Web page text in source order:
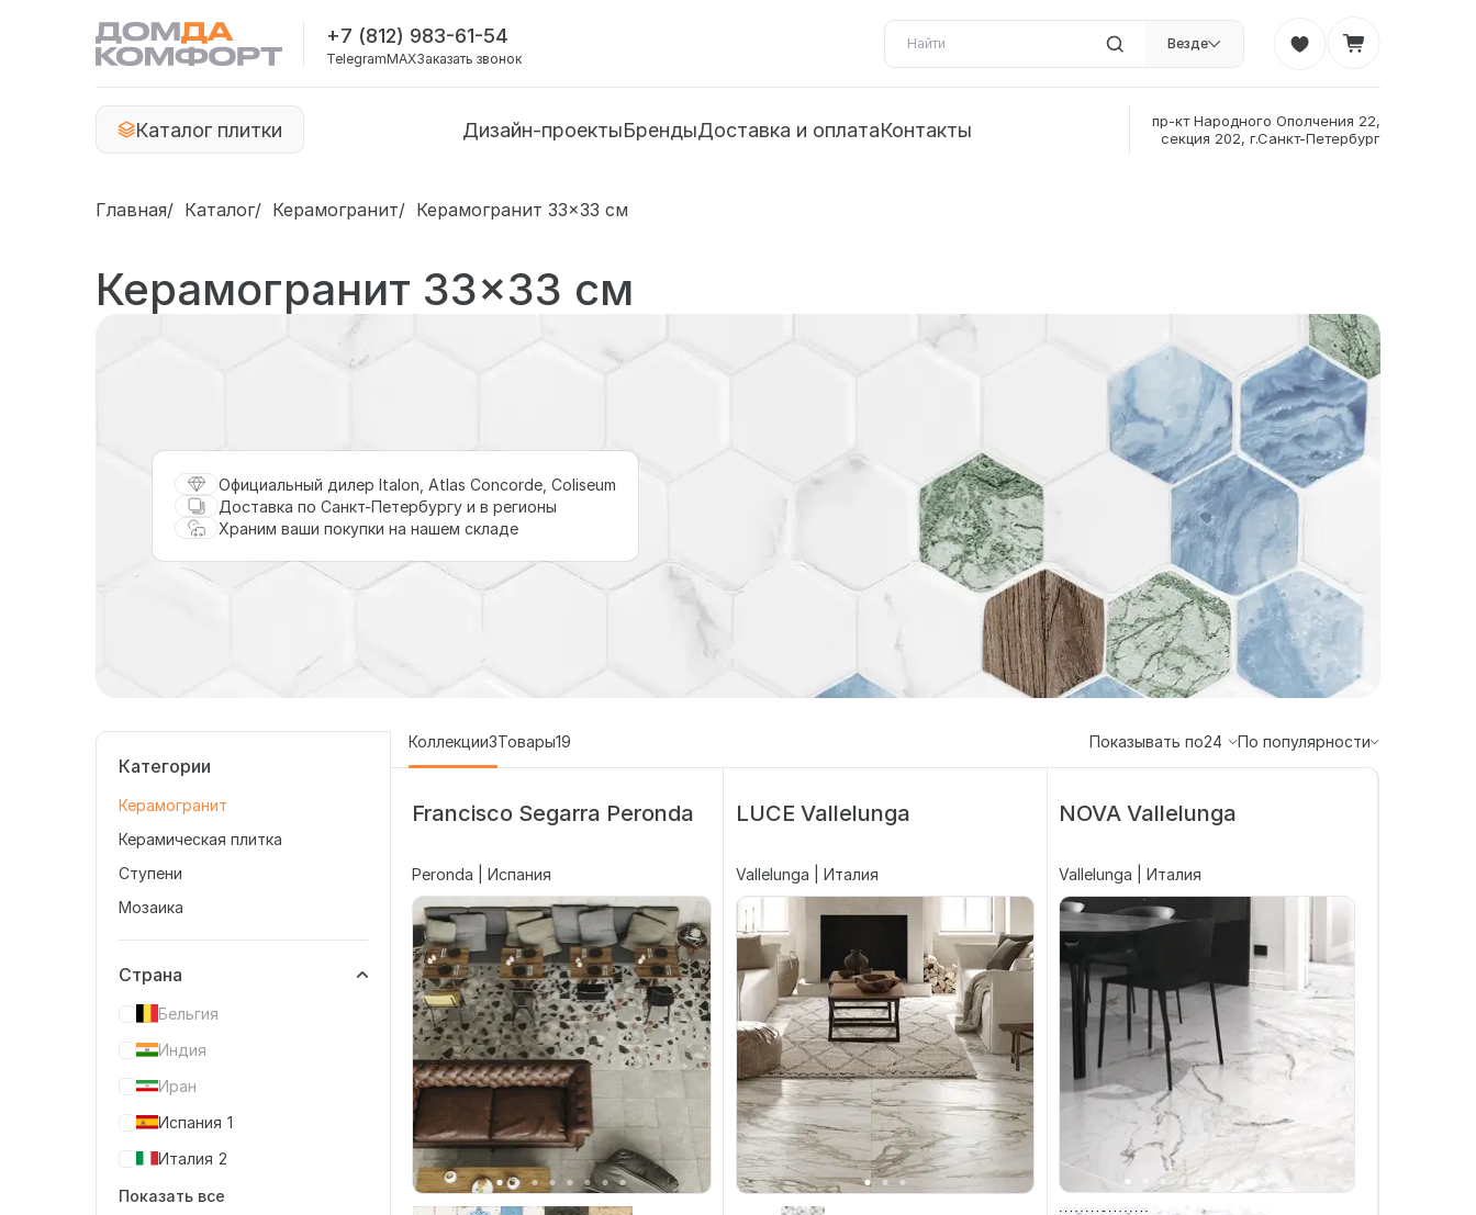
+7 (812) 983-61-54
TelegramMAXЗаказать звонок
Везде
Каталог плитки Дизайн-проектыБрендыДоставка и оплатаКонтакты
пр-кт Народного Ополчения 22,
секция 202, г.Санкт-Петербург
Главная Каталог Керамогранит Керамогранит 33×33 см
Керамогранит 33×33 см
Официальный дилер Italon, Atlas Concorde, Coliseum
Доставка по Санкт-Петербургу и в регионы
Храним ваши покупки на нашем складе
Категории
Керамогранит
Керамическая плитка
Ступени
Мозаика
Страна
Бельгия
Индия
Иран
Испания 1
Италия 2
Показать все
Коллекции3Товары19 Показывать по24 По популярности
Francisco Segarra Peronda
Peronda | Испания
LUCE Vallelunga
Vallelunga | Италия
NOVA Vallelunga
Vallelunga | Италия